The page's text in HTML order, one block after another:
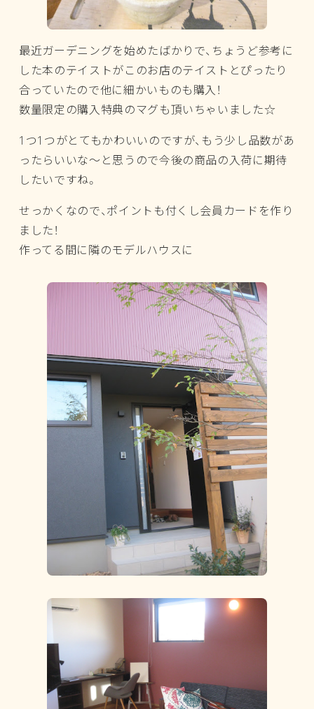
最近ガーデニングを始めたばかりで、ちょうど参考に
した本のテイストがこのお店のテイストとぴったり
合っていたので他に細かいものも購入！
数量限定の購入特典のマグも頂いちゃいました☆
1つ1つがとてもかわいいのですが、もう少し品数があ
ったらいいな～と思うので今後の商品の入荷に期待
したいですね。
せっかくなので、ポイントも付くし会員カードを作り
ました！
作ってる間に隣のモデルハウスに